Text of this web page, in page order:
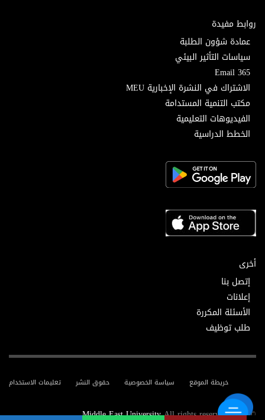
روابط مفيدة
عمادة شؤون الطلبة
سياسات التأثير البيئي
Email 365
الاشتراك في النشرة الإخبارية MEU
مكتب التنمية المستدامة
الفيديوهات التعليمية
الخطط الدراسية
أخرى
إتصل بنا
إعلانات
الأسئلة المكررة
طلب توظيف
تعليمات الاستخدام حقوق النشر سياسة الخصوصية خريطة الموقع
© 2025
Middle East UniversityAll rights reserved.